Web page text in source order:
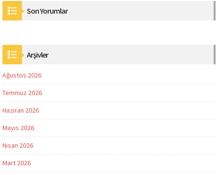
Son Yorumlar
Arşivler
Ağustos 2026
Temmuz 2026
Haziran 2026
Mayıs 2026
Nisan 2026
Mart 2026